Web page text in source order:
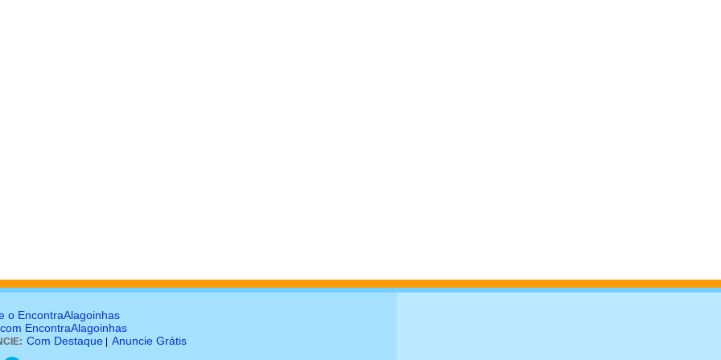
o EncontraAlagoinhas
EncontraAlagoinhas
Com Destaque Anuncie Grátis